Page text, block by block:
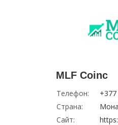
MLF Coinc
Телефон:
Страна:
Сайт: